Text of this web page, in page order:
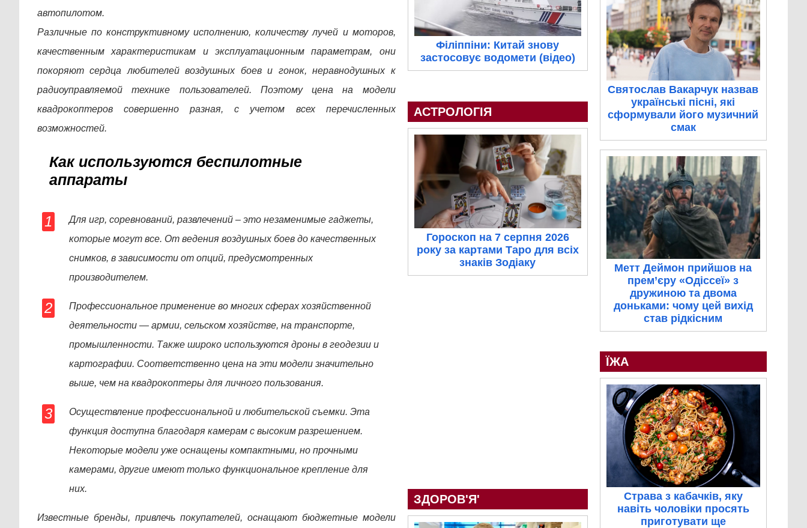
автопилотом.
Различные по конструктивному исполнению, количеству лучей и моторов,
качественным характеристикам и эксплуатационным параметрам, они
покоряют сердца любителей воздушных боев и гонок, неравнодушных к
радиоуправляемой технике пользователей. Поэтому цена на модели
квадрокоптеров совершенно разная, с учетом всех перечисленных
возможностей.
Как используются беспилотные
аппараты
Для игр, соревнований, развлечений – это незаменимые гаджеты,
которые могут все. От ведения воздушных боев до качественных
снимков, в зависимости от опций, предусмотренных
производителем.
Профессиональное применение во многих сферах хозяйственной
деятельности — армии, сельском хозяйстве, на транспорте,
промышленности. Также широко используются дроны в геодезии и
картографии. Соответственно цена на эти модели значительно
выше, чем на квадрокоптеры для личного пользования.
Осуществление профессиональной и любительской съемки. Эта
функция доступна благодаря камерам с высоким разрешением.
Некоторые модели уже оснащены компактными, но прочными
камерами, другие имеют только функциональное крепление для
них.
Известные бренды, привлечь покупателей, оснащают бюджетные модели
Філіппіни: Китай знову
застосовує водомети (відео)
АСТРОЛОГІЯ
Гороскоп на 7 серпня 2026
року за картами Таро для всіх
знаків Зодіаку
ЗДОРОВ'Я'
Святослав Вакарчук назвав
українські пісні, які
сформували його музичний
смак
Метт Деймон прийшов на
прем’єру «Одіссеї» з
дружиною та двома
доньками: чому цей вихід
став рідкісним
ЇЖА
Страва з кабачків, яку
навіть чоловіки просять
приготувати ще